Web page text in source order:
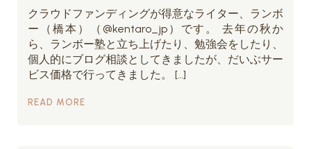
クラウドファンディングが得意なライター、ランボ
ー（橋本）（@kentaro_jp）です。 去年の秋か
ら、ランボー塾と立ち上げたり、勉強会をしたり、
個人的にブログ相談としてきましたが、だいぶサー
ビス価格で行ってきました。 […]
READ MORE